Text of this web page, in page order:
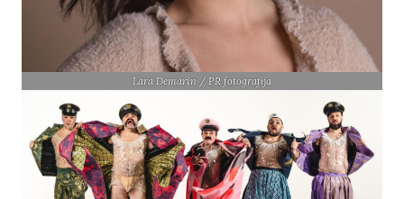
Lara Demarin / PR fotografija